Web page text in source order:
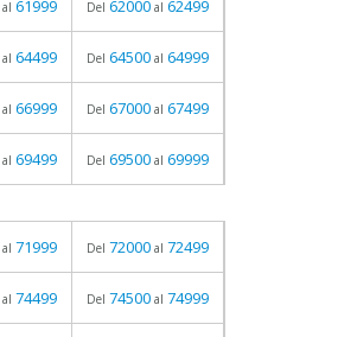
al 61999 Del 62000 al 62499
al 64499 Del 64500 al 64999
al 66999 Del 67000 al 67499
al 69499 Del 69500 al 69999
al 71999 Del 72000 al 72499
al 74499 Del 74500 al 74999